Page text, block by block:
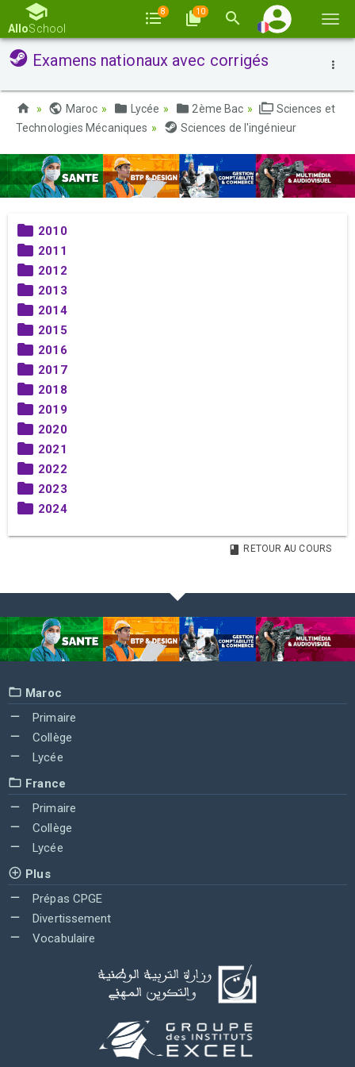
la
AlloSchool
8 10
Examens nationaux avec corrigés
Maroc Lycée 2ème Bac
Sciences et
Technologies Mécaniques
Sciences de l'ingénieur
2010
2011
2012
2013
2014
2015
2016
2017
2018
2019
2020
2021
2022
2023
2024
RETOUR AU COURS
Maroc
Primaire
Collège
Lycée
France
Primaire
Collège
Lycée
Plus
Prépas CPGE
Divertissement
Vocabulaire